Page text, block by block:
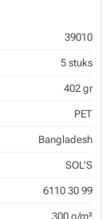
39010
5 stuks
402 gr
PET
Bangladesh
SOL'S
6110 30 99
300 g/m²